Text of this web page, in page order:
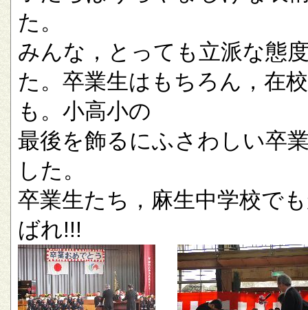
た。
みんな，とっても立派な態
た。卒業生はもちろん，在
も。小高小の
最後を飾るにふさわしい卒
した。
卒業生たち，麻生中学校で
ばれ!!!